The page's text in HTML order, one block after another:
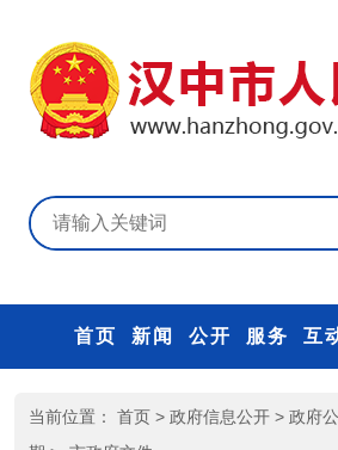
首页 新闻 公开 服务 互
当前位置： 首页 > 政府信息公开 > 政府